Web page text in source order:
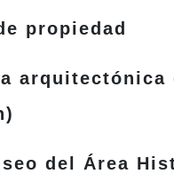
propiedad
del Área